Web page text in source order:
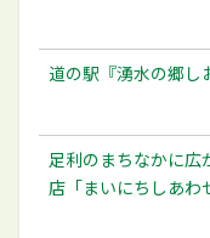
道の駅『湧水の郷し
足利のまちなかに広
店「まいにちしあわ